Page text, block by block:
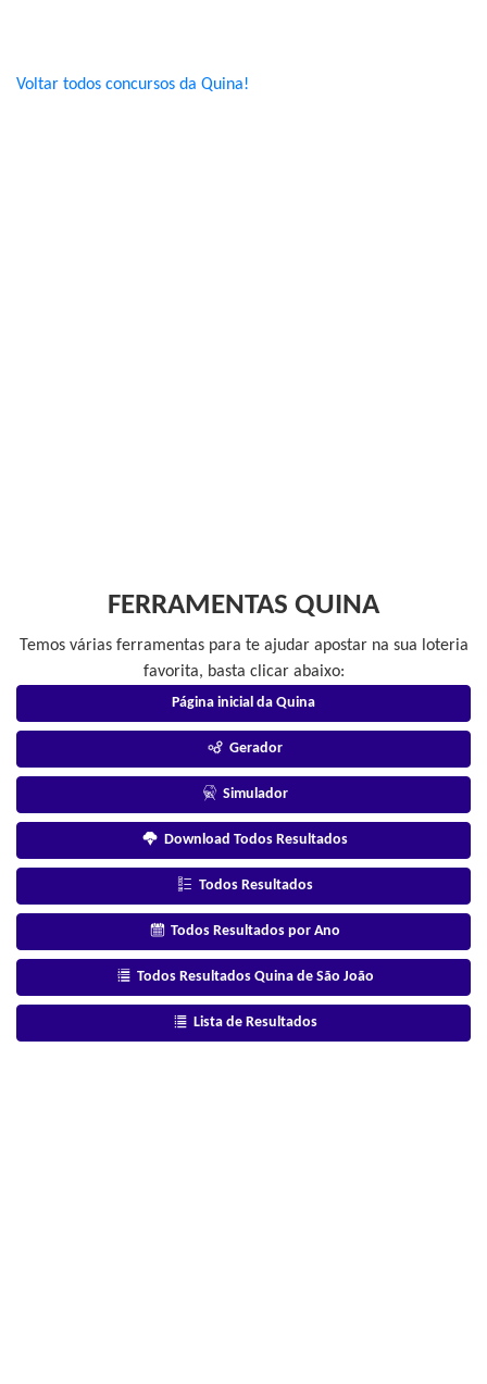
Voltar todos concursos da Quina!
FERRAMENTAS QUINA
Temos várias ferramentas para te ajudar apostar na sua loteria
favorita, basta clicar abaixo:
Página inicial da Quina
Gerador
Simulador
Download Todos Resultados
Todos Resultados
Todos Resultados por Ano
Todos Resultados Quina de São João
Lista de Resultados